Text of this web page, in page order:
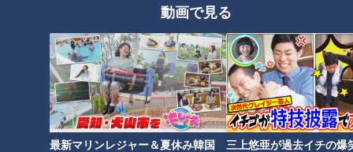
動画で見る
最新マリンレジャー＆夏休み韓国
三上悠亜が過去イチの爆
------------------------------------------------------------
-----------
この動画はCBCアナウンサーが、番組を離れて自由な立場で
撮影しているものでCBCテレビの意見を代弁しているもので
はありません。但し、動画はCBCテレビ番組基準に準拠して
制作しています。
https://hicbc.com/tv/corporation/banshin/kijun.htm